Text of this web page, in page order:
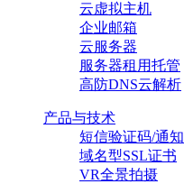
云虚拟主机
企业邮箱
云服务器
服务器租用托管
高防DNS云解析
产品与技术
短信验证码/通知
域名型SSL证书
VR全景拍摄